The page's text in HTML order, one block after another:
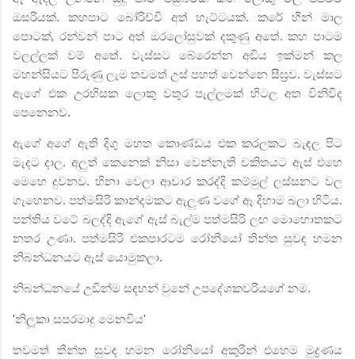
ඔසරියක්. කහපාට බෝරිච්චි අත් හැට්ටයක්. කරේ හීන් මාල
පොටක්, රන්වන් පාට අත් ඔරලෝසුවක් දකුණු අතේ. කහ පාටම
වලල්ලක් වම් අතේ. වැස්සට බේරෙන්න අඩිය ඉක්මන් කල
මහන්සියට පිරුණු ලැම තවමත් උස් පහත් වෙන්නෙ සීඝ්‍රව. වැස්සට
ඇගේ එක උරහිසක ලොකු වතුර පැල්ලමක් හිටල අත විනිවිද
පෙනෙනව.
ඇගේ අගේ ඇති දිගු මහත කොණ්ඩය එක කරලකට බැඳල පිට
මැදට දාල. අලුත් කෙනෙක් නිසා වෙන්නැති චකිතයට ඇස් එහෙ
මෙහෙ දුවනව. හිනා වෙලා ආචාර කරද්දි කම්මුල් ලස්සනට වල
ගැහෙනව. පත්මසිරි කාන්දමකට ඇලුණ වගේ ඈ දිහාම බලා හිටිය.
පන්තිය වටේ බලද්දි ඇගේ ඇස් බැල්ම පත්මසිරි ලඟ මොහොතකට
නතර උණා. පත්මසිරි එකපාරටම රෝනියෝ තින්ත සුවඳ හමන
නිබන්ධනයට ඇස් යොමුකලා.
නිබන්ධනයේ උඩින්ම සඳහන් වුනේ උපදේශකවරියගේ නම.
'නිලූකා සපරමාදු මෙනවිය'
තවමත් තීන්ත
සුවඳ හමන රෝනියෝ අකුරින් එහෙම මුද්‍රණය